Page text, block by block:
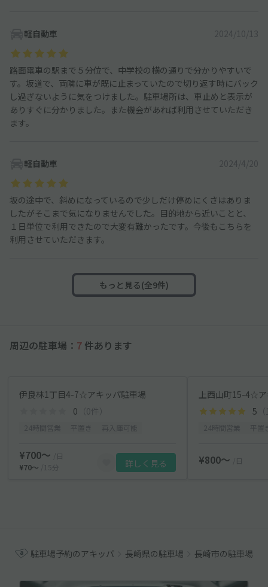
軽自動車 2024/10/13
路面電車の駅まで５分位で、中学校の横の通りで分かりやすいで
す。坂道で、両隣に車が既に止まっていたので切り返す時にバック
し過ぎないように気をつけました。駐車場所は、車止めと表示が
ありすぐに分かりました。また機会があれば利用させていただき
ます。
軽自動車 2024/4/20
坂の途中で、斜めになっているので少しだけ停めにくさはありま
したがそこまで気になりませんでした。目的地から近いことと、
１日単位で利用できたので大変有難かったです。今後もこちらを
利用させていただきます。
もっと見る(全9件)
周辺の駐車場： 7 件あります
伊良林1丁目4-7☆アキッパ駐車場
0 （0件）
¥700〜
/日
¥70〜
/15分 詳しく見る
上西山町15-4☆
5
¥800〜 /日
駐車場予約のアキッパ 長崎県の駐車場 長崎市の駐車場